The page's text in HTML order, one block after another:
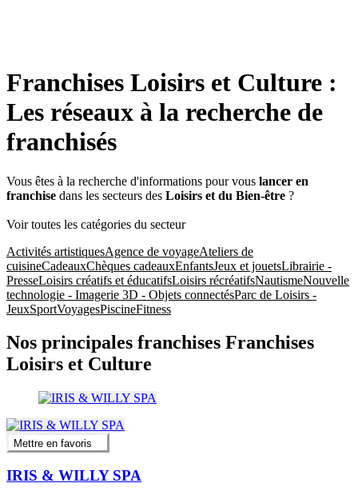
Franchises Loisirs et Culture :
Les réseaux à la recherche de
franchisés
Vous êtes à la recherche d'informations pour vous lancer en
franchise dans les secteurs des Loisirs et du Bien-être ?
Voir toutes les catégories du secteur
Activités artistiquesAgence de voyageAteliers de
cuisineCadeauxChèques cadeauxEnfantsJeux et jouetsLibrairie -
PresseLoisirs créatifs et éducatifsLoisirs récréatifsNautismeNouvelle
technologie - Imagerie 3D - Objets connectésParc de Loisirs -
JeuxSportVoyagesPiscineFitness
Nos principales franchises Franchises
Loisirs et Culture
Mettre en favoris
IRIS & WILLY SPA